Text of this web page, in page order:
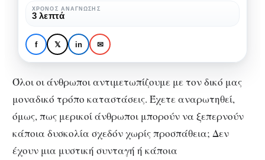
ΚΟΙΝΩΝΙΚΉ ΨΥΧΟΛΟΓΊΑ
Όσα συμβαίνουν όταν
δεν «ακούμε» τα
συναισθήματα μας
«ακούμε»
συναισθήματα
μας
ΧΡΌΝΟΣ ΑΝΆΓΝΩΣΗΣ
3 λεπτά
f 𝕏 in ✉
Όλοι οι άνθρωποι αντιμετωπίζουμε με τον δικό μας
μοναδικό τρόπο καταστάσεις. Έχετε αναρωτηθεί,
όμως, πως μερικοί άνθρωποι μπορούν να ξεπερνούν
κάποια δυσκολία σχεδόν χωρίς προσπάθεια; Δεν
έχουν μια μυστική συνταγή ή κάποια